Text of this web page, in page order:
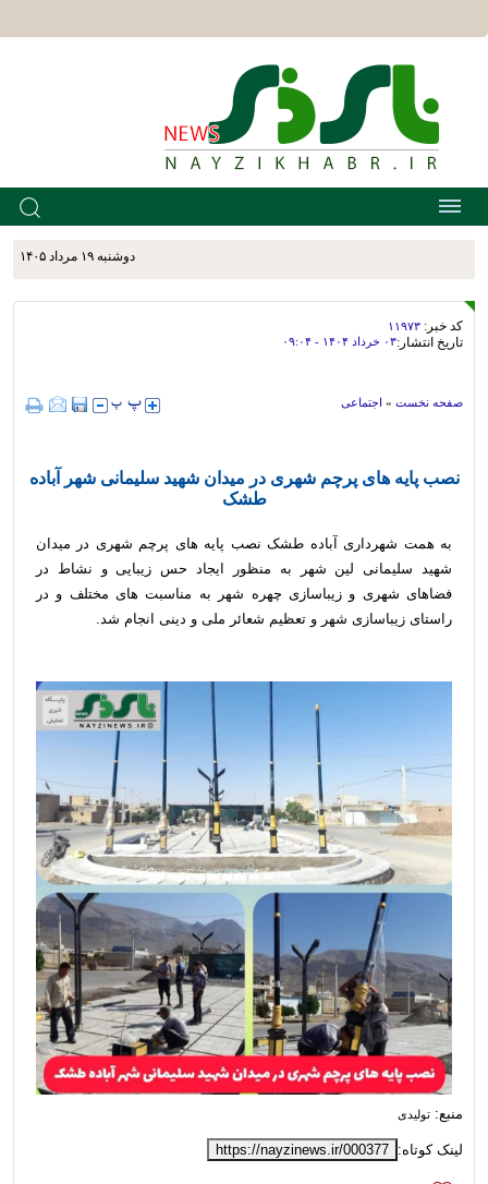
دوشنبه ۱۹ مرداد ۱۴۰۵
کد خبر: ۱۱۹۷۳
تاریخ انتشار:۰۳ خرداد ۱۴۰۴ - ۰۹:۰۴
صفحه نخست » اجتماعی
نصب پایه های پرچم شهری در میدان شهید سلیمانی شهر آباده
طشک
به همت شهرداری آباده طشک نصب پایه های پرچم شهری در میدان
شهید سلیمانی لین شهر به منظور ایجاد حس زیبایی و نشاط در
فضاهای شهری و زیباسازی چهره شهر به مناسبت های مختلف و در
راستای زیباسازی شهر و تعظیم شعائر ملی و دینی انجام شد.
منبع: تولیدی
لینک کوتاه: https://nayzinews.ir/000377